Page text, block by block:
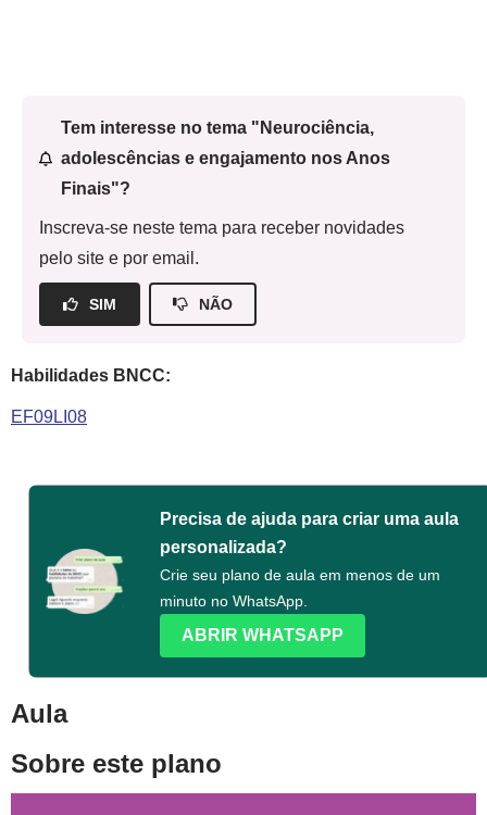
Tem interesse no tema "Neurociência,
adolescências e engajamento nos Anos
Finais"?
Inscreva-se neste tema para receber novidades
pelo site e por email.
SIM NÃO
Habilidades BNCC:
EF09LI08
Precisa de ajuda para criar uma aula
personalizada?
Crie seu plano de aula em menos de um
minuto no WhatsApp.
ABRIR WHATSAPP
Aula
Sobre este plano